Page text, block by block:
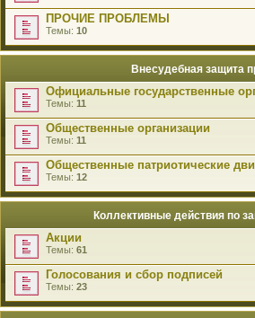
ПРОЧИЕ ПРОБЛЕМЫ
Темы: 10
Внесудебная защита
Официальные государственные
Темы: 11
Общественные организации
Темы: 11
Общественные патриотические
Темы: 12
Коллективные действия по
Акции
Темы: 61
Голосования и сбор подписей
Темы: 23